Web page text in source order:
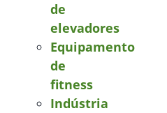
de
elevadores
Equipamento
de
fitness
Indústria